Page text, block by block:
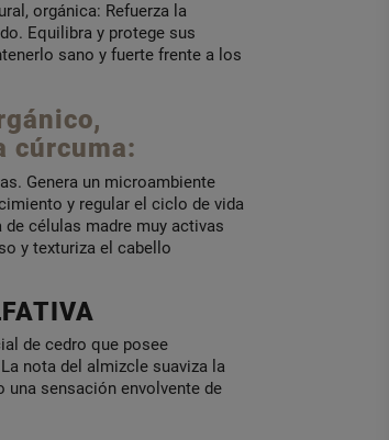
orgánica: Refuerza la
Equilibra y protege sus
sano y fuerte frente a los
cúrcuma:
Genera un microambiente
y regular el ciclo de vida
células madre muy activas
y texturiza el cabello
de cedro que posee
nota del almizcle suaviza la
una sensación envolvente de